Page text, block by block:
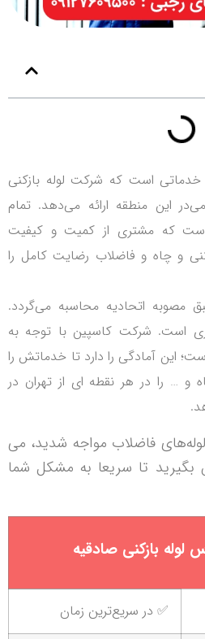
خدماتی است که شرکت لوله بازکنی
این منطقه ارائه می‌دهد. تمام
که مشتری از کمیت و کیفیت
و چاه و فاضلاب رضایت کامل را
مصوبه اتحادیه محاسبه می‌گردد.
است. شرکت کاسپین با توجه به
این آمادگی را دارد تا خدماتش را
و … را در هر نقطه ای از تهران در
فاضلاب مواجه شدید، می
بگیرید تا سریعا به مشکل شما
لوله بازکنی صادقیه
✅ در سریع‌ترین زمان